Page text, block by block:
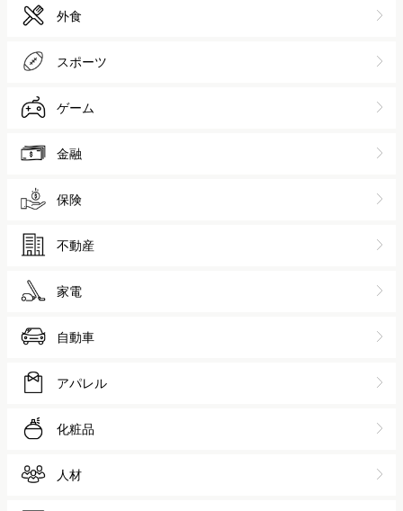
外食
スポーツ
ゲーム
金融
保険
不動産
家電
自動車
アパレル
化粧品
人材